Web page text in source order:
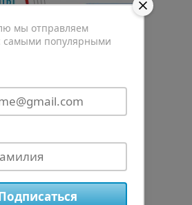
0
Рейтинг статьи
мы отправляем
самыми популярными